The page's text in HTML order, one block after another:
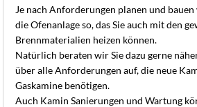
Je nach Anforderungen planen und
die Ofenanlage so, das Sie auch mit den
Brennmaterialien heizen können.
Natürlich beraten wir Sie dazu gerne
über alle Anforderungen auf, die neue
Gaskamine benötigen.
Auch Kamin Sanierungen und Wartung